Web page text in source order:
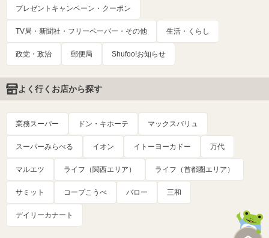
プレゼントキャンペーン・クーポン
TV局・新聞社・フリーペーパー・その他 生活・くらし
政党・政治 郵便局 Shufoo!お知らせ
よく行くお店から探す
業務スーパー ドン・キホーテ マックスバリュ
スーパーみらべる イオン イトーヨーカドー 万代
マルエツ ライフ（関西エリア） ライフ（首都圏エリア）
サミット コープこうべ バロー 三和
デイリーカナート